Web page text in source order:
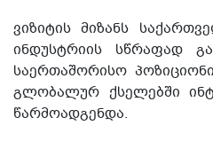
ვიზიტის მიზანს
ინდუსტრიის სწრაფად
საერთაშორისო
გლობალურ ქსელებში
წარმოადგენდა.